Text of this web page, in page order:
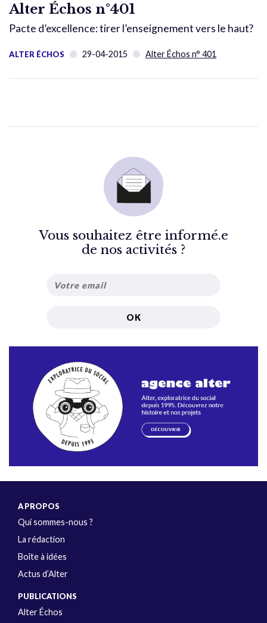
Alter Échos n°401
Pacte d’excellence: tirer l’enseignement vers le haut?
ALTER ÉCHOS 29-04-2015 Alter Échos n° 401
Vous souhaitez être informé.e
de nos activités ?
A PROPOS
Qui sommes-nous ?
La rédaction
Boîte à idées
Actus d’Alter
PUBLICATIONS
Alter Échos